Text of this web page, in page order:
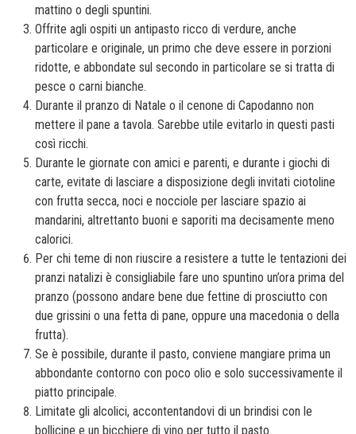
mattino o degli spuntini.
Offrite agli ospiti un antipasto ricco di verdure, anche
particolare e originale, un primo che deve essere in porzioni
ridotte, e abbondate sul secondo in particolare se si tratta di
pesce o carni bianche.
Durante il pranzo di Natale o il cenone di Capodanno non
mettere il pane a tavola. Sarebbe utile evitarlo in questi pasti
così ricchi.
Durante le giornate con amici e parenti, e durante i giochi di
carte, evitate di lasciare a disposizione degli invitati ciotoline
con frutta secca, noci e nocciole per lasciare spazio ai
mandarini, altrettanto buoni e saporiti ma decisamente meno
calorici.
Per chi teme di non riuscire a resistere a tutte le tentazioni dei
pranzi natalizi è consigliabile fare uno spuntino un’ora prima del
pranzo (possono andare bene due fettine di prosciutto con
due grissini o una fetta di pane, oppure una macedonia o della
frutta).
Se è possibile, durante il pasto, conviene mangiare prima un
abbondante contorno con poco olio e solo successivamente il
piatto principale.
Limitate gli alcolici, accontentandovi di un brindisi con le
bollicine e un bicchiere di vino per tutto il pasto.